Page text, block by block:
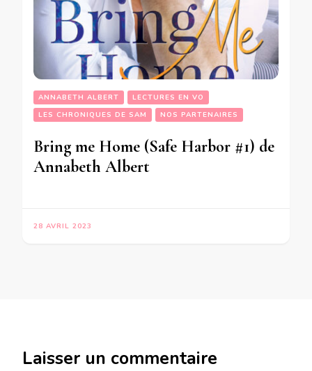
ANNABETH ALBERT
LECTURES EN VO
LES CHRONIQUES DE SAM
NOS PARTENAIRES
Bring me Home (Safe Harbor #1) de
Annabeth Albert
28 AVRIL 2023
Laisser un commentaire